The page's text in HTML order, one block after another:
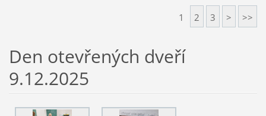
1 2 3 > >>
Den otevřených dveří
9.12.2025